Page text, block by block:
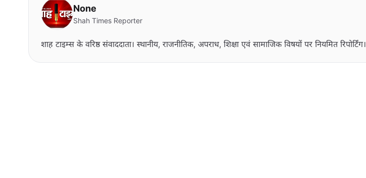
None
Shah Times Reporter
शाह टाइम्स के वरिष्ठ संवाददाता। स्थानीय, राजनीतिक, अपराध, शिक्षा एवं सामाजिक विषयों पर नियमित रिपोर्टिंग।